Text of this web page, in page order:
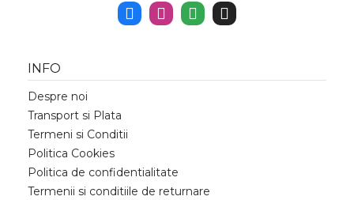
INFO
Despre noi
Transport si Plata
Termeni si Conditii
Politica Cookies
Politica de confidentialitate
Termenii si conditiile de returnare